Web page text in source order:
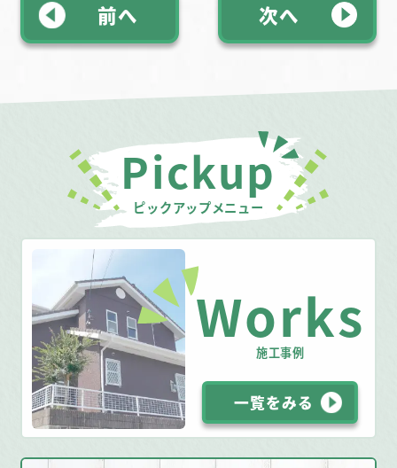
前へ 次へ
Pickup
ピックアップメニュー
Works
施工事例
一覧をみる